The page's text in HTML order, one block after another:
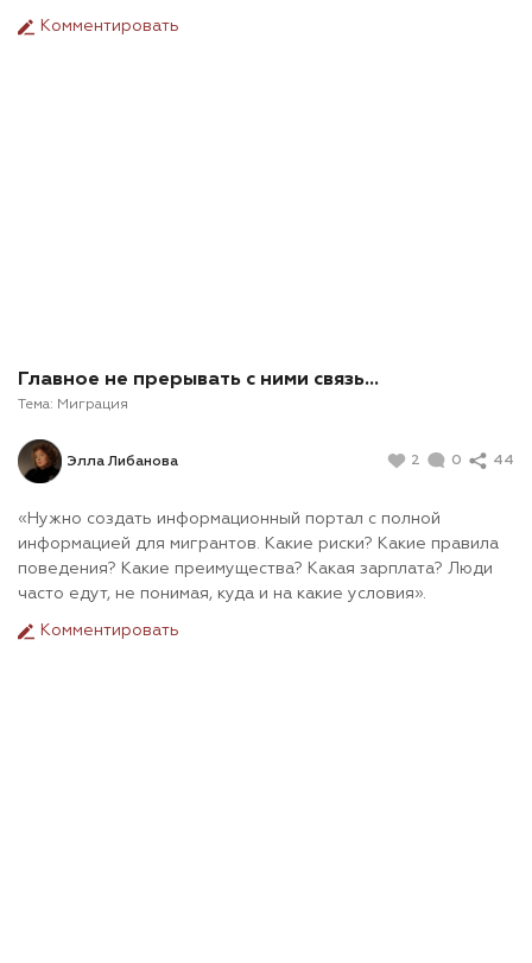
Комментировать
Главное не прерывать с ними связь...
Тема: Миграция
Элла Либанова 2 0 44
«Нужно создать информационный портал с полной
информацией для мигрантов. Какие риски? Какие правила
поведения? Какие преимущества? Какая зарплата? Люди
часто едут, не понимая, куда и на какие условия».
Комментировать